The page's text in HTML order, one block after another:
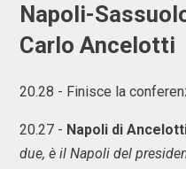
Napoli-
Carlo Ancelotti
20.28 - Finisce la
20.27 - Napoli di
due, è il Napoli del